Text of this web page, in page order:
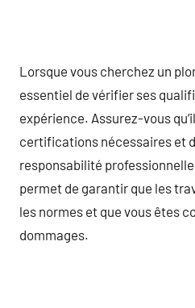
Lorsque vous cherchez un
essentiel de vérifier ses
expérience. Assurez-vous
certifications nécessaires et
responsabilité
permet de garantir que les
les normes et que vous êtes
dommages.